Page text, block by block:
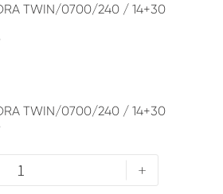
TWIN/0700/240 / 14+30
TWIN/0700/240 / 14+30
+